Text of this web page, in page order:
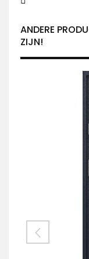
ANDERE
ZIJN!